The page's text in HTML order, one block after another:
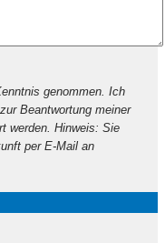
genommen. Ich
Beantwortung meiner
werden. Hinweis: Sie
per E-Mail an